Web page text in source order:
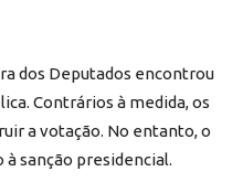
dos Deputados encontrou
Contrários à medida, os
a votação. No entanto, o
sanção presidencial.